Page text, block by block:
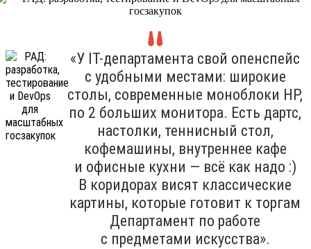
«У IT-департамента свой опенспейс
с удобными местами: широкие
столы, современные моноблоки HP,
по 2 больших монитора. Есть дартс,
настолки, теннисный стол,
кофемашины, внутреннее кафе
и офисные кухни — всё как надо :)
В коридорах висят классические
картины, которые готовит к торгам
Департамент по работе
с предметами искусства».